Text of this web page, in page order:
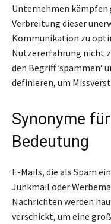
Unternehmen kämpfen
Verbreitung dieser
Kommunikation zu
Nutzererfahrung nicht
den Begriff ’spammen‘
definieren, um
Synonyme
Bedeutung
E-Mails, die als Spam
Junkmail oder
Nachrichten werden
verschickt, um eine